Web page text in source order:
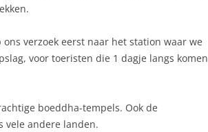
verzoek eerst naar het station waar we
voor toeristen die 1 dagje langs komen
boeddha-tempels. Ook de
vele andere landen.